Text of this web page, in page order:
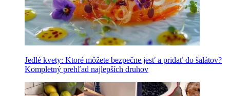
Jedlé kvety: Ktoré môžete bezpečne jesť a pridať do šalátov?
Kompletný prehľad najlepších druhov